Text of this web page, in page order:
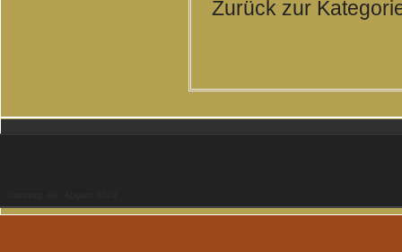
Zurück zur